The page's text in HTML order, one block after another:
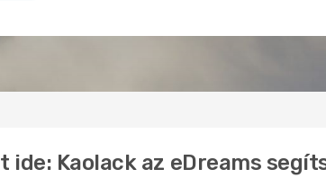
Kaolack az eDreams